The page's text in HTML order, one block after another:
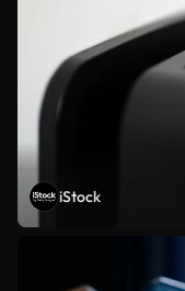
iStock